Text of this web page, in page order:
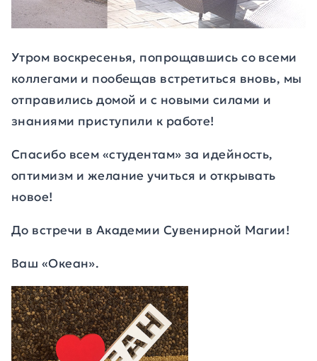
Утром воскресенья, попрощавшись со всеми
коллегами и пообещав встретиться вновь, мы
отправились домой и с новыми силами и
знаниями приступили к работе!
Спасибо всем «студентам» за идейность,
оптимизм и желание учиться и открывать
новое!
До встречи в Академии Сувенирной Магии!
Ваш «Океан».